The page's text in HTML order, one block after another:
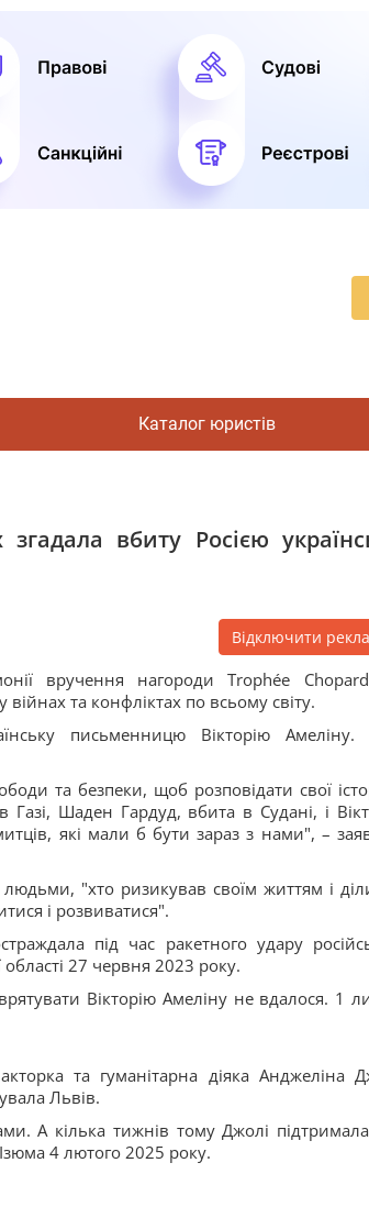
Каталог юристів
вбиту Росією
Відключити
вручення нагороди Trophée
та конфліктах по всьому світу.
письменницю Вікторію Амеліну.
та безпеки, щоб розповідати свої
Шаден Гардуд, вбита в Судані, і
які мали б бути зараз з нами", –
"хто ризикував своїм життям і
і розвиватися".
під час ракетного удару
27 червня 2023 року.
Вікторію Амеліну не вдалося. 1
та гуманітарна діяка Анджеліна
Львів.
А кілька тижнів тому Джолі
4 лютого 2025 року.